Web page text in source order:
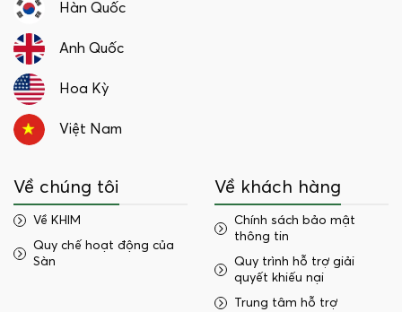
Hàn Quốc
Anh Quốc
Hoa Kỳ
Việt Nam
Về chúng tôi
Về KHIM
Quy chế hoạt động của
Sàn
Về khách hàng
Chính sách bảo mật
thông tin
Quy trình hỗ trợ giải
quyết khiếu nại
Trung tâm hỗ trợ